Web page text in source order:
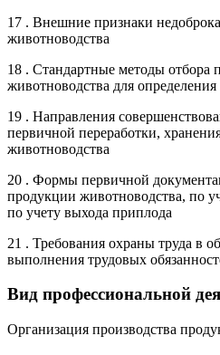
17 . Внешние признаки
животноводства
18 . Стандартные методы отбора
животноводства для определения
19 . Направления
первичной переработки,
животноводства
20 . Формы первичной
продукции животноводства, по
по учету выхода приплода
21 . Требования охраны труда в
выполнения трудовых
Вид профессиональной
Организация производства